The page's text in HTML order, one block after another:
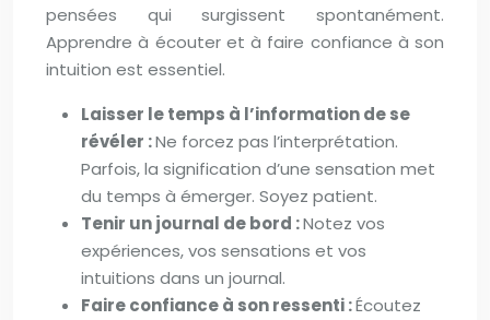
pensées qui surgissent spontanément.
Apprendre à écouter et à faire confiance à son
intuition est essentiel.
Laisser le temps à l’information de se
révéler :Ne forcez pas l’interprétation.
Parfois, la signification d’une sensation met
du temps à émerger. Soyez patient.
Tenir un journal de bord :Notez vos
expériences, vos sensations et vos
intuitions dans un journal.
Faire confiance à son ressenti :Écoutez